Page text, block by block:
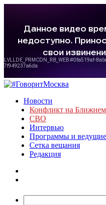
Новости
Конфликт на
СВО
Интервью
Программы и ведущие
Сетка вещания
Редакция